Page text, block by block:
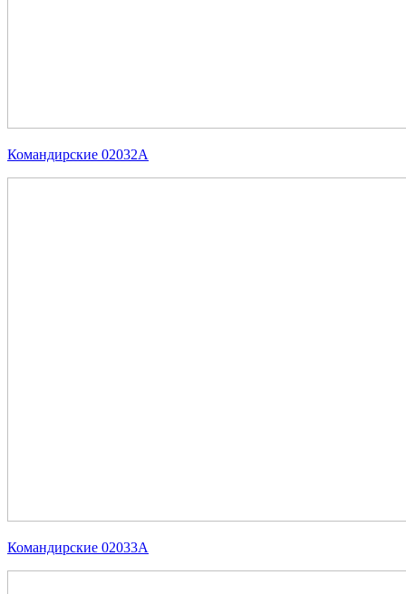
Командирские 02032А
Командирские 02033А